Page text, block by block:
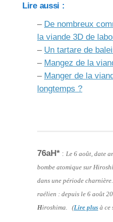
Lire aussi :
– De nombreux
la viande 3D de
– Un tartare de
– Mangez de la
– Manger de la
longtemps ?
76aH* : Le 6 août, date
bombe atomique sur
dans une période
raélien : depuis le 6 août
Hiroshima. (Lire plus à ce